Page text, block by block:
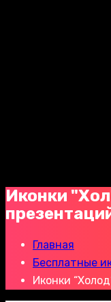
Иконки
Главная
Бесплатные
Иконки